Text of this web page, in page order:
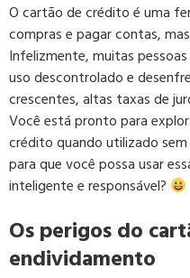
O cartão de crédito é uma
compras e pagar contas,
Infelizmente, muitas
uso descontrolado e
crescentes, altas taxas de
Você está pronto para
crédito quando utilizado
para que você possa usar
inteligente e responsável?
Os perigos do
endividamento